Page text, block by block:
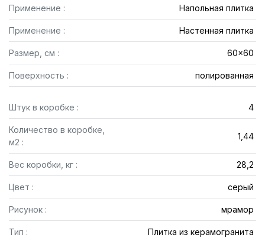
Применение : Напольная плитка
Применение : Настенная плитка
Размер, см : 60x60
Поверхность : полированная
Штук в коробке : 4
Количество в коробке,
м2 :
1,44
Вес коробки, кг : 28,2
Цвет : серый
Рисунок : мрамор
Тип : Плитка из керамогранита